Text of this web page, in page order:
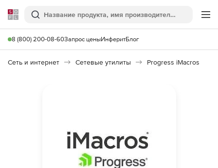
Softline
Поиск
8 (800) 200-08-60Запрос ценыИнферитБлог
Сеть и интернет Сетевые утилиты Progress iMacros